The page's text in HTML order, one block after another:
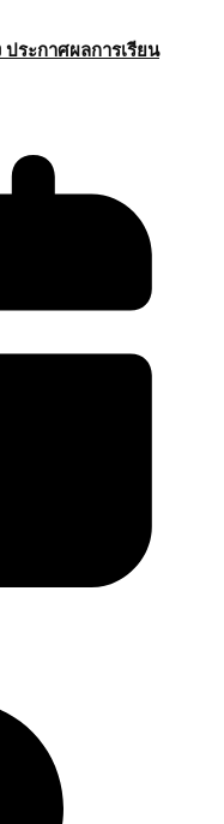
ระกาศผลการเรียน